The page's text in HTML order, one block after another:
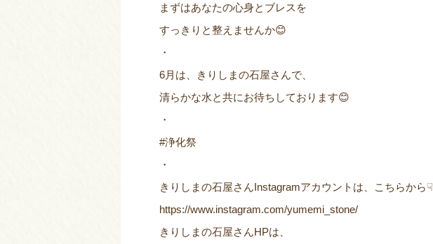
まずはあなたの心身とブレスを
すっきりと整えませんか😊
・
6月は、きりしまの石屋さんで、
清らかな水と共にお待ちしております😊
・
#浄化祭
・
きりしまの石屋さんInstagramアカウントは、こちらから☟
https://www.instagram.com/yumemi_stone/
きりしまの石屋さんHPは、